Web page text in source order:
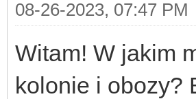
08-26-2023, 07:47 PM
Witam! W jakim
kolonie i obozy?